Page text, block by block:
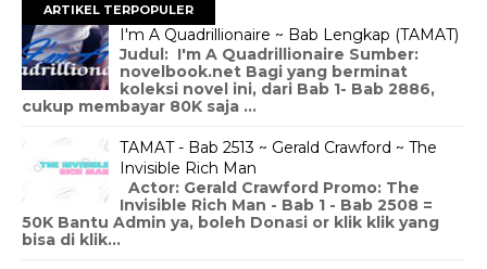
ARTIKEL TERPOPULER
I'm A Quadrillionaire ~ Bab Lengkap (TAMAT)
Judul: I'm A Quadrillionaire Sumber:
novelbook.net Bagi yang berminat
koleksi novel ini, dari Bab 1- Bab 2886,
cukup membayar 80K saja ...
TAMAT - Bab 2513 ~ Gerald Crawford ~ The
Invisible Rich Man
Actor: Gerald Crawford Promo: The
Invisible Rich Man - Bab 1 - Bab 2508 =
50K Bantu Admin ya, boleh Donasi or klik klik yang
bisa di klik...